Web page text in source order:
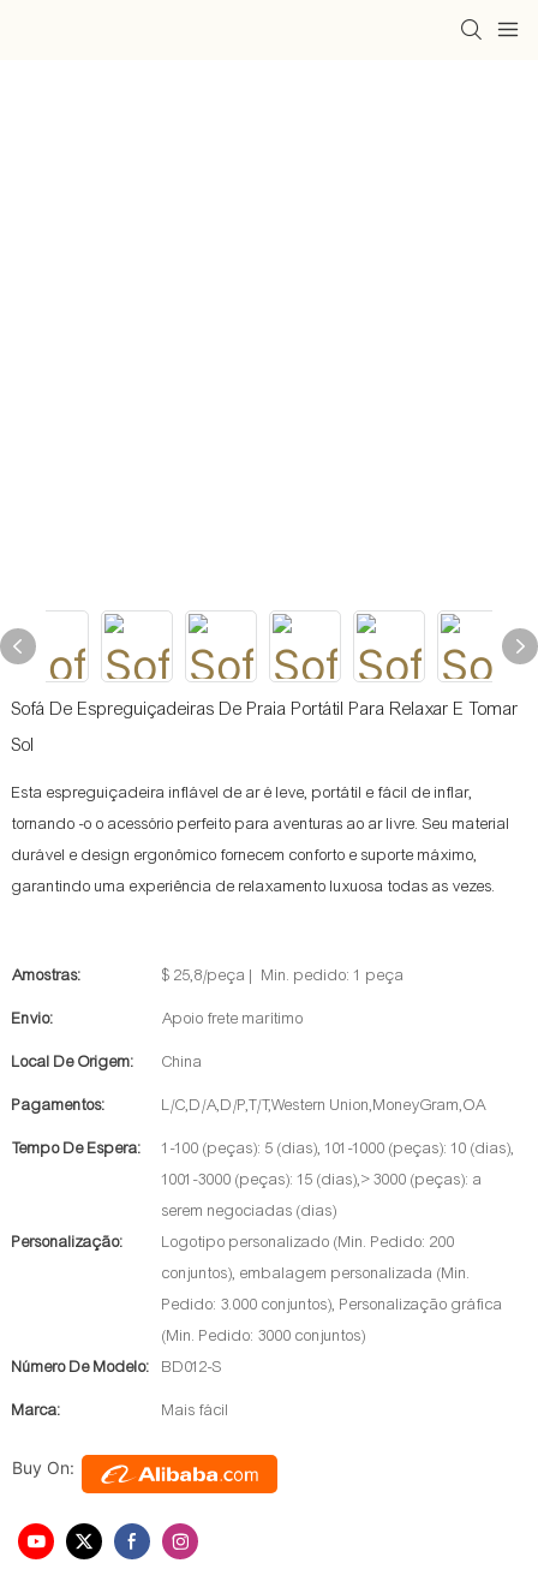
Sofá De Espreguiçadeiras De Praia Portátil Para Relaxar E Tomar
Sol
Esta espreguiçadeira inflável de ar é leve, portátil e fácil de inflar,
tornando -o o acessório perfeito para aventuras ao ar livre. Seu material
durável e design ergonômico fornecem conforto e suporte máximo,
garantindo uma experiência de relaxamento luxuosa todas as vezes.
Amostras: $ 25,8/peça | Min. pedido: 1 peça
Envio: Apoio frete marítimo
Local De Origem: China
Pagamentos: L/C,D/A,D/P,T/T,Western Union,MoneyGram,OA
Tempo De Espera:
1-100 (peças): 5 (dias), 101-1000 (peças): 10 (dias),
1001-3000 (peças): 15 (dias),> 3000 (peças): a
serem negociadas (dias)
Personalização:
Logotipo personalizado (Min. Pedido: 200
conjuntos), embalagem personalizada (Min.
Pedido: 3.000 conjuntos), Personalização gráfica
(Min. Pedido: 3000 conjuntos)
Número De Modelo:
BD012-S
Marca: Mais fácil
Buy On: